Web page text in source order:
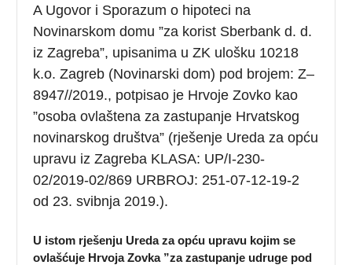
A Ugovor i Sporazum o hipoteci na
Novinarskom domu ”za korist Sberbank d. d.
iz Zagreba”, upisanima u ZK ulošku 10218
k.o. Zagreb (Novinarski dom) pod brojem: Z–
8947//2019., potpisao je Hrvoje Zovko kao
”osoba ovlaštena za zastupanje Hrvatskog
novinarskog društva” (rješenje Ureda za opću
upravu iz Zagreba KLASA: UP/I-230-
02/2019-02/869 URBROJ: 251-07-12-19-2
od 23. svibnja 2019.).
U istom rješenju Ureda za opću upravu kojim se
ovlašćuje Hrvoja Zovka ”za zastupanje udruge pod